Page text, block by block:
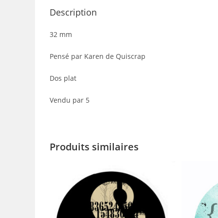
Description
32 mm
Pensé par Karen de Quiscrap
Dos plat
Vendu par 5
Produits similaires